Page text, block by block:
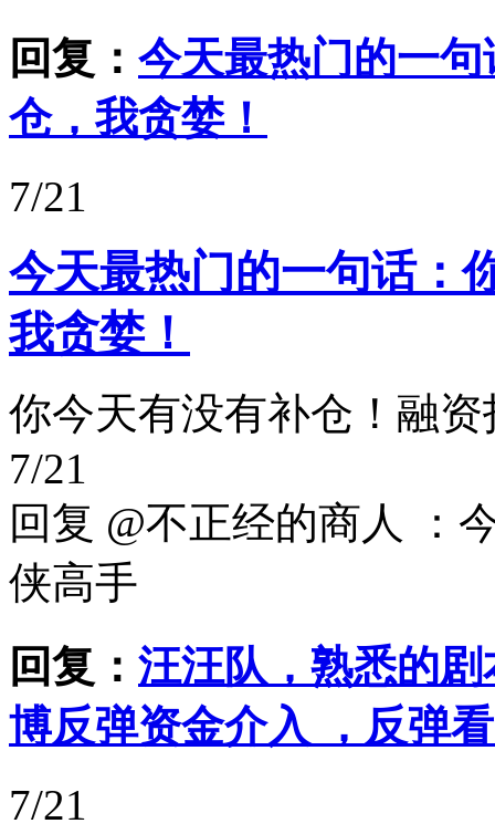
回复： 今天最热门的一
仓，我贪婪！
7/21
今天最热门的一句话：
我贪婪！
你今天有没有补仓！融
7/21
回复 @不正经的商人 ：
侠高手
回复： 汪汪队，熟悉的
博反弹资金介入 ，反弹
7/21